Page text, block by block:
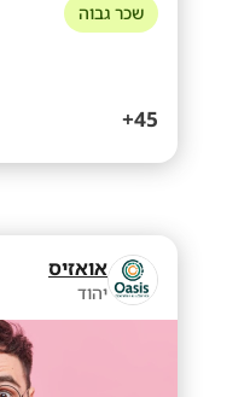
שכר גבוה
45+
אואזיס
יהוד